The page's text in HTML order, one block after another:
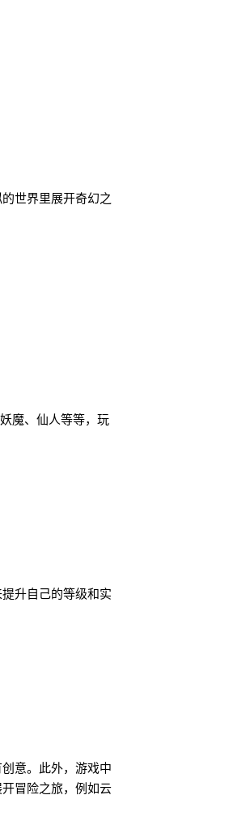
世界里展开奇幻之
魔、仙人等等，玩
升自己的等级和实
意。此外，游戏中
冒险之旅，例如云